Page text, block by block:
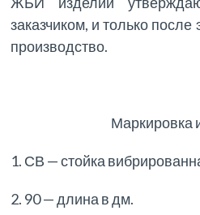
заказчиком, и только после
производство.
Маркировка
1. СВ — стойка
2. 90 — длина в дм.